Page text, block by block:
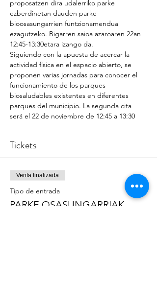
proposatzen dira udalerriko parke
ezberdinetan dauden parke
bioosasungarrien funtzionamendua
ezagutzeko. Bigarren saioa azaroaren 22an
12:45-13:30etara izango da.
Siguiendo con la apuesta de acercar la
actividad física en el espacio abierto, se
proponen varias jornadas para conocer el
funcionamiento de los parques
biosaludables existentes en diferentes
parques del municipio. La segunda cita
será el 22 de noviembre de 12:45 a 13:30
Tickets
Venta finalizada
Tipo de entrada
PARKE OSASUNGARRIAK